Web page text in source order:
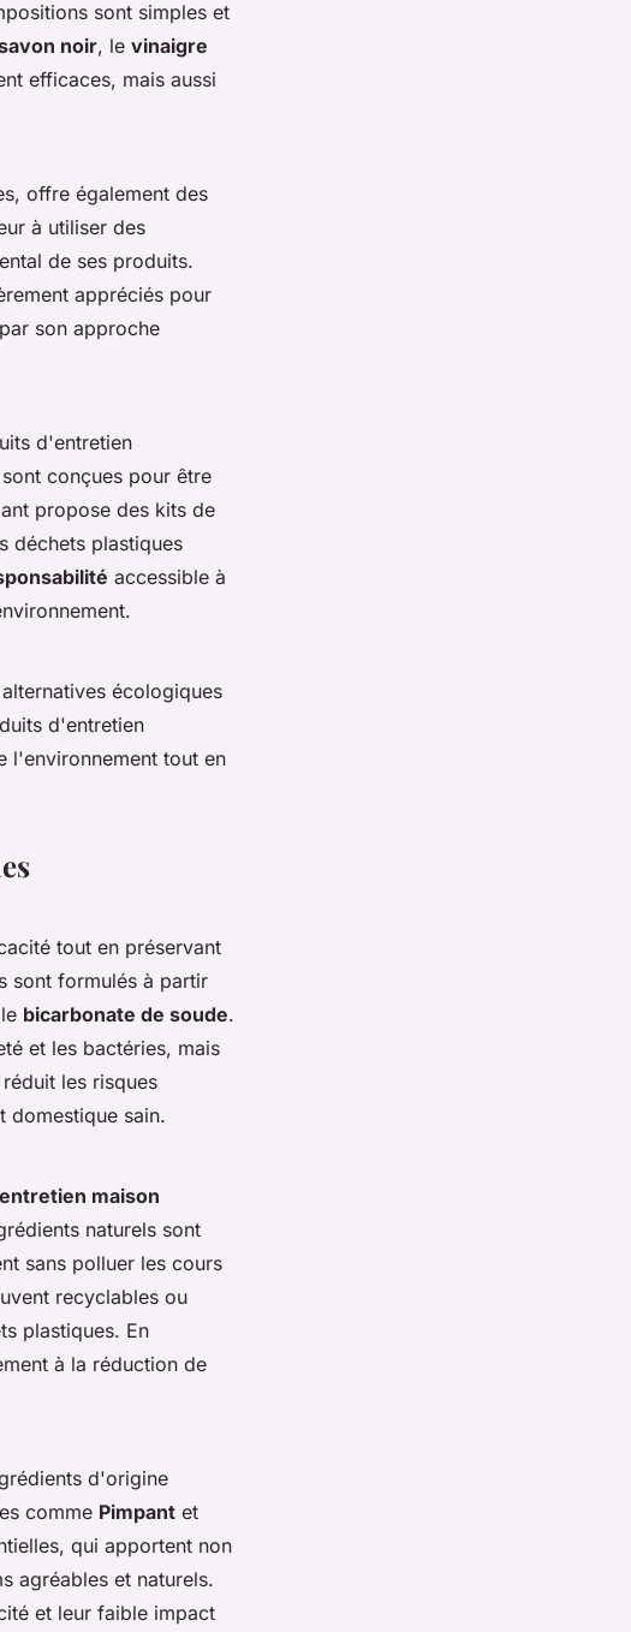
sont simples et
noir, le vinaigre
efficaces, mais aussi
offre également des
à utiliser des
de ses produits.
appréciés pour
son approche
d'entretien
conçues pour être
propose des kits de
déchets plastiques
accessible à
écologiques
d'entretien
l'environnement tout en
tout en préservant
sont formulés à partir
bicarbonate de soude.
et les bactéries, mais
les risques
domestique sain.
entretien maison
naturels sont
sans polluer les cours
recyclables ou
plastiques. En
à la réduction de
d'origine
comme Pimpant et
qui apportent non
agréables et naturels.
et leur faible impact